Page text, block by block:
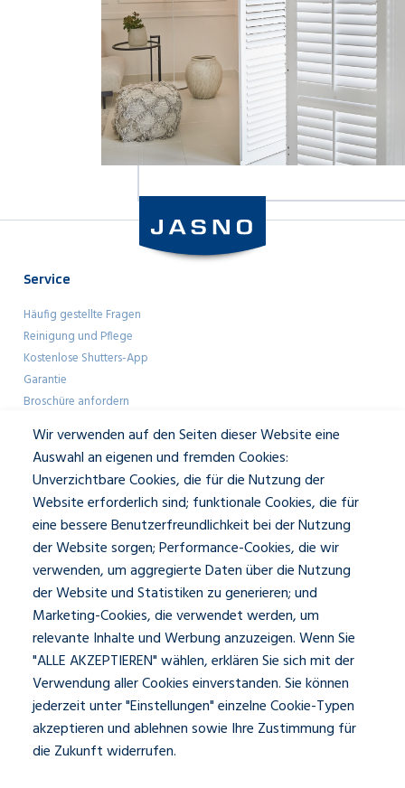
Service
Häufig gestellte Fragen
Reinigung und Pflege
Kostenlose Shutters-App
Garantie
Broschüre anfordern
Showroom-Besuch
Architekten
Presse und Mediakit
Über JASNO
Unser Team
Kontakt und Öffnungszeiten
Social
Wir verwenden auf den Seiten dieser Website eine
Auswahl an eigenen und fremden Cookies:
Unverzichtbare Cookies, die für die Nutzung der
Website erforderlich sind; funktionale Cookies, die für
eine bessere Benutzerfreundlichkeit bei der Nutzung
der Website sorgen; Performance-Cookies, die wir
verwenden, um aggregierte Daten über die Nutzung
der Website und Statistiken zu generieren; und
Marketing-Cookies, die verwendet werden, um
relevante Inhalte und Werbung anzuzeigen. Wenn Sie
"ALLE AKZEPTIEREN" wählen, erklären Sie sich mit der
Verwendung aller Cookies einverstanden. Sie können
jederzeit unter "Einstellungen" einzelne Cookie-Typen
akzeptieren und ablehnen sowie Ihre Zustimmung für
die Zukunft widerrufen.